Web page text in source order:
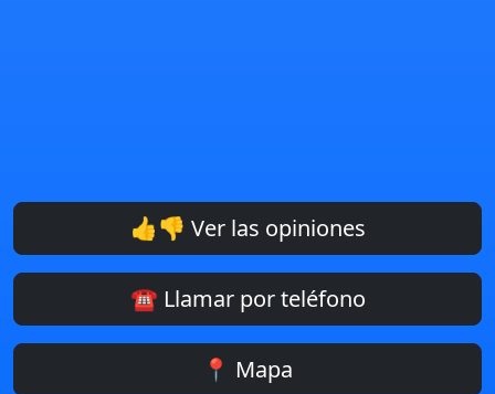
👍👎 Ver las opiniones
☎️ Llamar por teléfono
📍 Mapa